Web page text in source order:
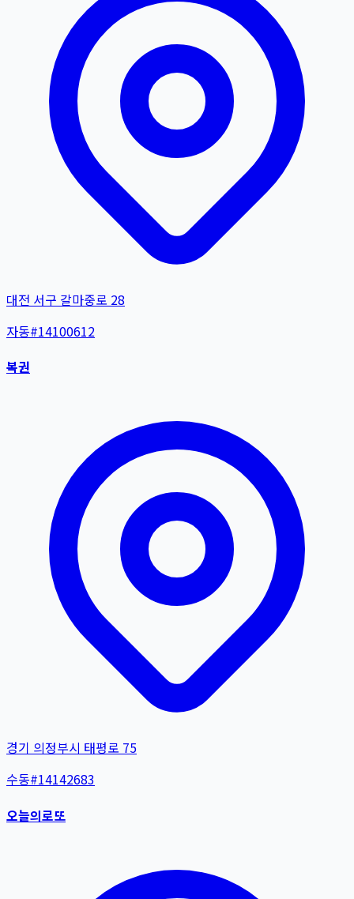
대전 서구 갈마중로 28
자동#14100612
복권
경기 의정부시 태평로 75
수동#14142683
오늘의로또